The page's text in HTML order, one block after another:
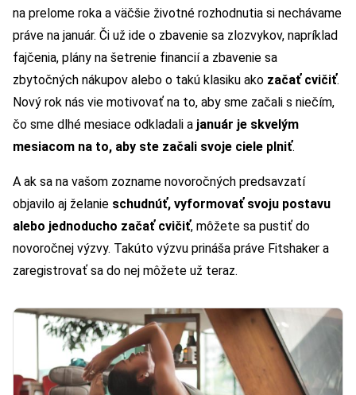
na prelome roka a väčšie životné rozhodnutia si nechávame
práve na január. Či už ide o zbavenie sa zlozvykov, napríklad
fajčenia, plány na šetrenie financií a zbavenie sa
zbytočných nákupov alebo o takú klasiku ako začať cvičiť.
Nový rok nás vie motivovať na to, aby sme začali s niečím,
čo sme dlhé mesiace odkladali a január je skvelým
mesiacom na to, aby ste začali svoje ciele plniť.
A ak sa na vašom zozname novoročných predsavzatí
objavilo aj želanie schudnúť, vyformovať svoju postavu
alebo jednoducho začať cvičiť, môžete sa pustiť do
novoročnej výzvy. Takúto výzvu prináša práve Fitshaker a
zaregistrovať sa do nej môžete už teraz.